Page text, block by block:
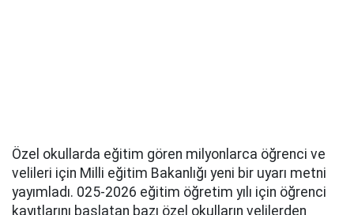
Özel okullarda eğitim gören milyonlarca öğrenci ve
velileri için Milli eğitim Bakanlığı yeni bir uyarı metni
yayımladı. 025-2026 eğitim öğretim yılı için öğrenci
kayıtlarını başlatan bazı özel okulların velilerden